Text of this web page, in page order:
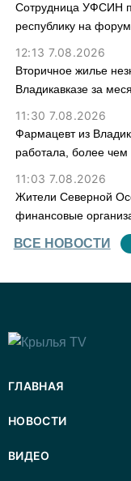
Сотрудница УФСИН
республику на
12:13 7.08.2026
Вторичное жилье
Владикавказе за
11:30 7.08.2026
Фармацевт из
работала, более
11:03 7.08.2026
Жители Северной
финансовые
ВСЕ НОВОСТИ
ГЛАВНАЯ
НОВОСТИ
ВИДЕО